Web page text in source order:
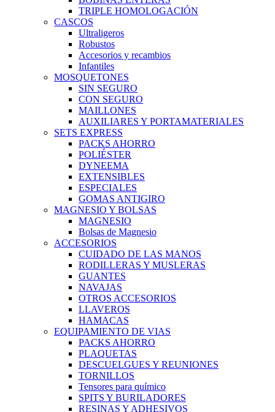
TRIPLE HOMOLOGACIÓN
CASCOS
Ultraligeros
Robustos
Accesorios y recambios
Infantiles
MOSQUETONES
SIN SEGURO
CON SEGURO
MAILLONES
AUXILIARES Y PORTAMATERIALES
SETS EXPRESS
PACKS AHORRO
POLIÉSTER
DYNEEMA
EXTENSIBLES
ESPECIALES
GOMAS ANTIGIRO
MAGNESIO Y BOLSAS
MAGNESIO
Bolsas de Magnesio
ACCESORIOS
CUIDADO DE LAS MANOS
RODILLERAS Y MUSLERAS
GUANTES
NAVAJAS
OTROS ACCESORIOS
LLAVEROS
HAMACAS
EQUIPAMIENTO DE VIAS
PACKS AHORRO
PLAQUETAS
DESCUELGUES Y REUNIONES
TORNILLOS
Tensores para químico
SPITS Y BURILADORES
RESINAS Y ADHESIVOS